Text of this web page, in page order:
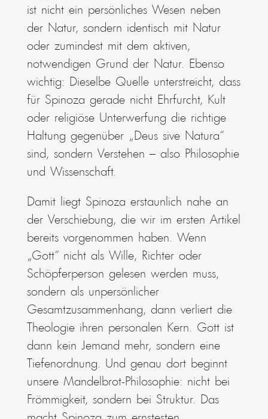
ist nicht ein persönliches Wesen neben
der Natur, sondern identisch mit Natur
oder zumindest mit dem aktiven,
notwendigen Grund der Natur. Ebenso
wichtig: Dieselbe Quelle unterstreicht, dass
für Spinoza gerade nicht Ehrfurcht, Kult
oder religiöse Unterwerfung die richtige
Haltung gegenüber „Deus sive Natura“
sind, sondern Verstehen – also Philosophie
und Wissenschaft.
Damit liegt Spinoza erstaunlich nahe an
der Verschiebung, die wir im ersten Artikel
bereits vorgenommen haben. Wenn
„Gott“ nicht als Wille, Richter oder
Schöpferperson gelesen werden muss,
sondern als unpersönlicher
Gesamtzusammenhang, dann verliert die
Theologie ihren personalen Kern. Gott ist
dann kein Jemand mehr, sondern eine
Tiefenordnung. Und genau dort beginnt
unsere Mandelbrot-Philosophie: nicht bei
Frömmigkeit, sondern bei Struktur. Das